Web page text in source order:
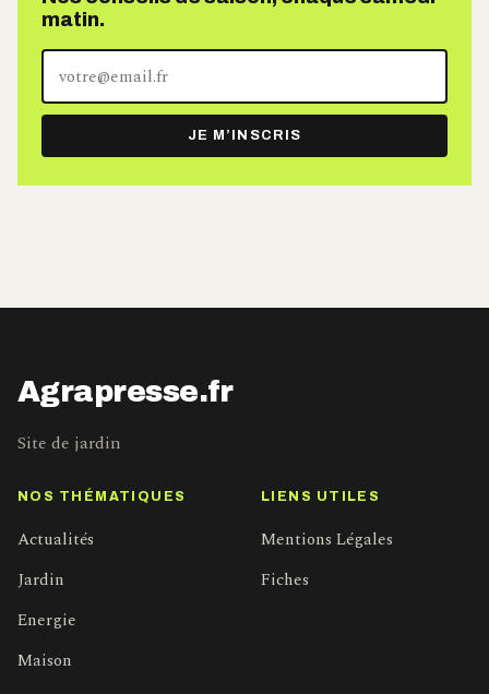
matin.
Votre
adresse
e-
mail
JE M’INSCRIS
Agrapresse.fr
Site de jardin
NOS THÉMATIQUES
Actualités
Jardin
Energie
Maison
LIENS UTILES
Mentions Légales
Fiches